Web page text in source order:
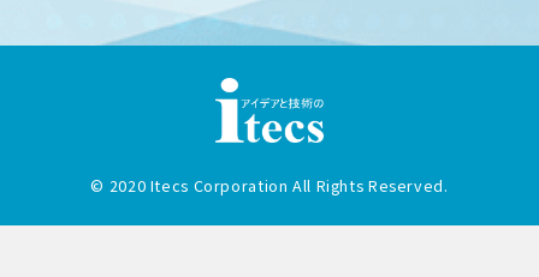
© 2020 Itecs Corporation All Rights Reserved.